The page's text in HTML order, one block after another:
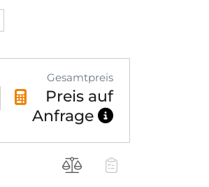
Gesamtpreis
Preis auf
Anfrage